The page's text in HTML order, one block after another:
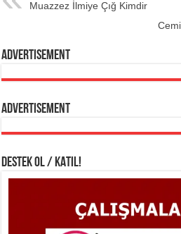
Muazzez İlmiye Çığ Kimdir
Advertisement
Advertisement
DESTEK OL / KATIL!